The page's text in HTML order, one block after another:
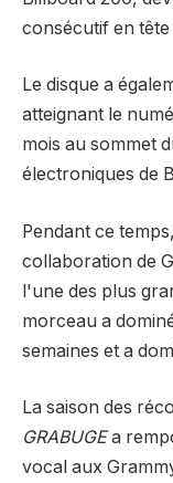
consécutif en
Le disque a
atteignant le
mois au sommet
électroniques de
Pendant ce
collaboration de
l'une des plus
morceau a
semaines et a
La saison des
GRABUGEa
vocal aux